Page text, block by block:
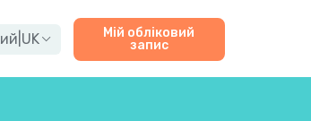
UK
Мій обліковий
запис